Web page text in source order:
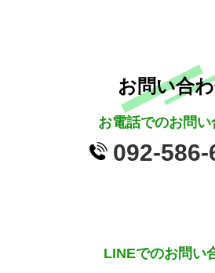
お問い合
お電話でのお問い
092-586-
LINEでのお問い